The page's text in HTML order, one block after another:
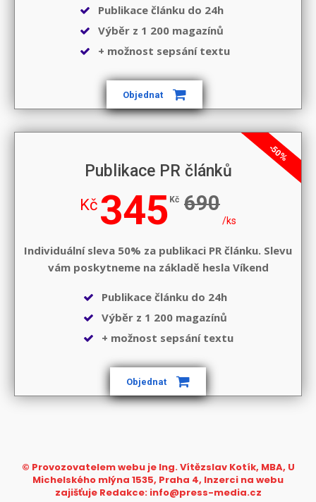
Publikace článku do 24h
Výběr z 1 200 magazínů
+ možnost sepsání textu
Objednat
-50%
Publikace PR článků
Kč 345 Kč 690
/ks
Individuální sleva 50% za publikaci PR článku. Slevu
vám poskytneme na základě hesla Víkend
Publikace článku do 24h
Výběr z 1 200 magazínů
+ možnost sepsání textu
Objednat
© Provozovatelem webu je Ing. Vítězslav Kotík, MBA, U
Michelského mlýna 1535, Praha 4, Inzerci na webu
zajišťuje Redakce: info@press-media.cz